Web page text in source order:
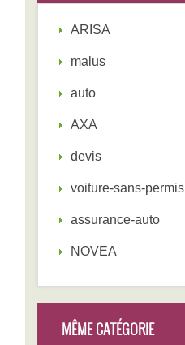
ARISA
malus
auto
AXA
devis
voiture-sans-permis
assurance-auto
NOVEA
MÊME CATÉGORIE